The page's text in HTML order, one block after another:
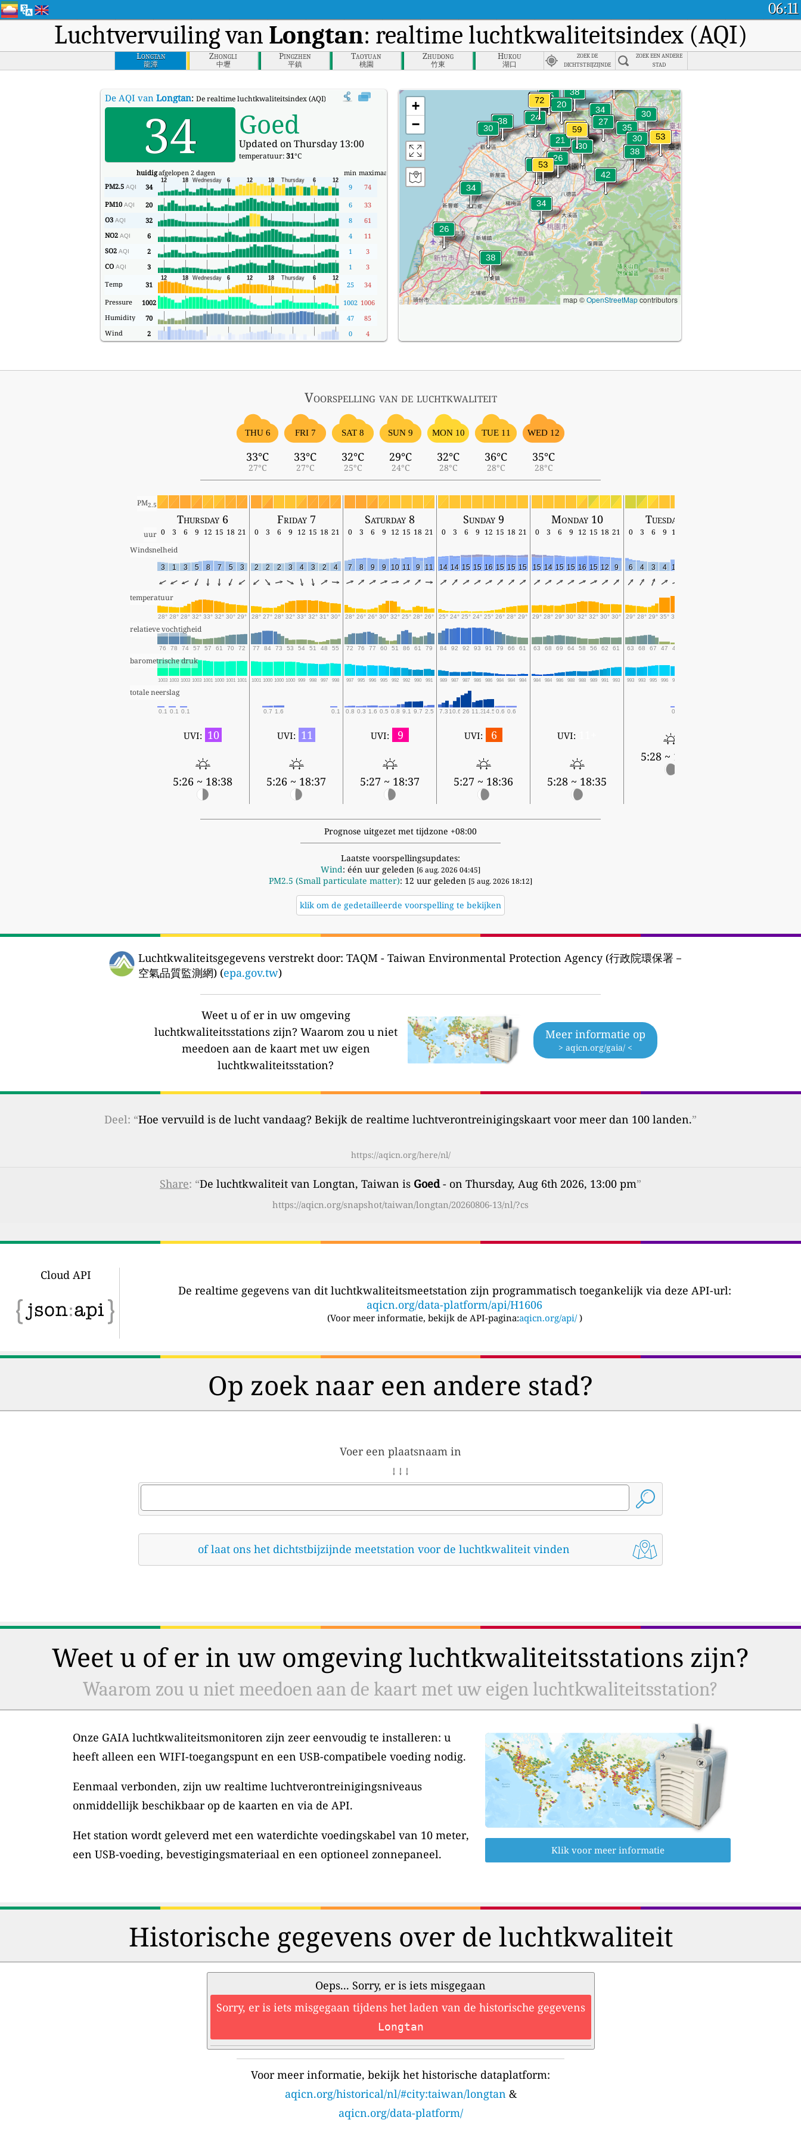
06:11
Luchtvervuiling van Longtan: realtime luchtkwaliteitsindex (AQI)
Longtan
龍潭
Zhongli
中壢
Pingzhen
平鎮
Taoyuan
桃園
Zhudong
竹東
Hukou
湖口
ZOEK DE
DICHTSTBIJZIJNDE
ZOEK EEN ANDERE
STAD
De AQI van Longtan: De realtime luchtkwaliteitsindex (AQI) van Longtan.
34 Goed
Updated on Thursday 13:00
temperatuur:31°C
huidigafgelopen 2 dagen min maximaal
PM2.5 AQI 34 9
74
PM10 AQI 20 6
33
O3 AQI 32 8
61
NO2 AQI 6 4
11
SO2 AQI 2 1
3
CO AQI 3 1
3
Temp
31 25
34
Pressure
1002 1002 1006
Humidity
70 47
85
Wind
2 0 4
+
−
map ©OpenStreetMapcontributors
Voorspelling van de luchtkwaliteit
THU 6
33°C
27°C
FRI 7
33°C
27°C
SAT 8
32°C
25°C
SUN 9
29°C
24°C
MON 10
32°C
28°C
TUE 11
36°C
28°C
WED 12
35°C
28°C
PM2.5
Thursday 6 Friday 7 Saturday 8 Sunday 9 Monday 10 Tuesday 11
uur 0 3 6 9 12 15 18 21 0 3 6 9 12 15 18 21 0 3 6 9 12 15 18 21 0 3 6 9 12 15 18 21 0 3 6 9 12 15 18 21 0 3 6 9 12
Windsnelheid
3 1 3 5 8 7 5 3 2 2 2 3 4 3 2 4 7 8 9 9 10 11 9 11 14 14 15 15 16 15 15 15 15 14 15 15 16 15 12 9 6 4 3 4 10
temperatuur
28° 28° 28° 32° 33° 32° 30° 29° 28° 27° 28° 32° 33° 32° 31° 30° 28° 26° 26° 30° 32° 25° 28° 26° 25° 24° 25° 24° 25° 26° 28° 29° 29° 28° 29° 30° 32° 32° 30° 30° 29° 28° 29° 35° 36°
relatieve vochtigheid
76 78 74 57 57 61 70 72 77 84 73 53 54 51 48 55 72 76 77 60 51 86 61 79 84 92 92 93 91 79 66 61 63 68 69 64 58 56 62 61 63 68 67 47 44
barometrische druk
1003 1003 1003 1003 1001 1000 1001 1001 1001 1000 1000 1000 999 998 997 998 997 995 996 995 992 992 990 991 989 987 987 986 986 984 984 984 984 984 986 988 988 989 991 993 993 993 995 996 994
totale neerslag
0.1 0.1 0.1 0.7 1.6 0.1 0.8 0.3 1.6 0.5 0.8 9.1 9.7 2.5 7.3 10.6 26 11.314.5 0.6 0.6 0.1
UVI: 10
5:26 ~ 18:38
UVI: 11
5:26 ~ 18:37
UVI: 9
5:27 ~ 18:37
UVI: 6
5:27 ~ 18:36
UVI:
5:28 ~ 18:35
5:28 ~ 18:35
Prognose uitgezet met tijdzone +08:00
Laatste voorspellingsupdates:
Wind: één uur geleden [6 aug. 2026 04:45]
PM2.5 (Small particulate matter): 12 uur geleden [5 aug. 2026 18:12]
klik om de gedetailleerde voorspelling te bekijken
Luchtkwaliteitsgegevens verstrekt door: TAQM - Taiwan Environmental Protection Agency (行政院環保署－
空氣品質監測網) (epa.gov.tw)
Weet u of er in uw omgeving
luchtkwaliteitsstations zijn? Waarom zou u niet
meedoen aan de kaart met uw eigen
luchtkwaliteitsstation?
Meer informatie op
> aqicn.org/gaia/ <
Deel: “Hoe vervuild is de lucht vandaag? Bekijk de realtime luchtverontreinigingskaart voor meer dan 100 landen.”
https://aqicn.org/here/nl/
Share: “De luchtkwaliteit van Longtan, Taiwan is Goed- on Thursday, Aug 6th 2026, 13:00 pm”
https://aqicn.org/snapshot/taiwan/longtan/20260806-13/nl/?cs
Cloud API
De realtime gegevens van dit luchtkwaliteitsmeetstation zijn programmatisch toegankelijk via deze API-url:
aqicn.org/data-platform/api/H1606
(Voor meer informatie, bekijk de API-pagina:aqicn.org/api/ )
Op zoek naar een andere stad?
Voer een plaatsnaam in
↓ ↓ ↓
of laat ons het dichtstbijzijnde meetstation voor de luchtkwaliteit vinden
Weet u of er in uw omgeving luchtkwaliteitsstations zijn?
Waarom zou u niet meedoen aan de kaart met uw eigen luchtkwaliteitsstation?
Onze GAIA luchtkwaliteitsmonitoren zijn zeer eenvoudig te installeren: u
heeft alleen een WIFI-toegangspunt en een USB-compatibele voeding nodig.
Eenmaal verbonden, zijn uw realtime luchtverontreinigingsniveaus
onmiddellijk beschikbaar op de kaarten en via de API.
Het station wordt geleverd met een waterdichte voedingskabel van 10 meter,
een USB-voeding, bevestigingsmateriaal en een optioneel zonnepaneel.
Klik voor meer informatie
Historische gegevens over de luchtkwaliteit
Oeps... Sorry, er is iets misgegaan
Sorry, er is iets misgegaan tijdens het laden van de historische gegevens
Longtan
Voor meer informatie, bekijk het historische dataplatform:
aqicn.org/historical/nl/#city:taiwan/longtan &
aqicn.org/data-platform/